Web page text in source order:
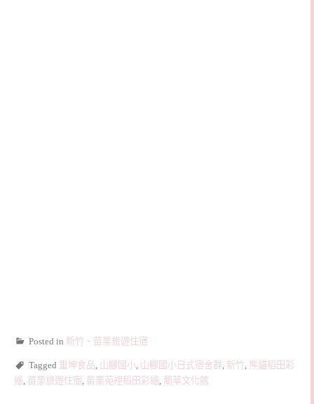
Posted in 新竹、苗栗旅遊住宿
Tagged 垂坤食品, 山腳國小, 山腳國小日式宿舍群, 新竹, 熊貓稻田彩
繪, 苗栗旅遊住宿, 苗栗苑裡稻田彩繪, 藺草文化館